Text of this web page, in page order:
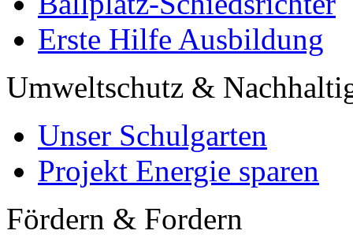
Erste Hilfe Ausbildung
Umweltschutz &
Unser Schulgarten
Projekt Energie sparen
Fördern & Fordern